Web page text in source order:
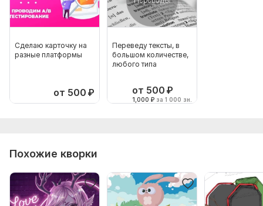
Сделаю карточку на
разные платформы
от 500 ₽
Переведу тексты, в
большом количестве,
любого типа
от 500 ₽
1,000 ₽ за 1 000 зн.
Похожие кворки